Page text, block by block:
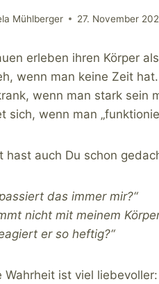
Mühlberger 27. November
erleben ihren Körper
wenn man keine Zeit hat.
wenn man stark sein
sich, wenn man
hast auch Du schon
das immer mir?“
nicht mit meinem
er so heftig?“
Wahrheit ist viel liebevoller: